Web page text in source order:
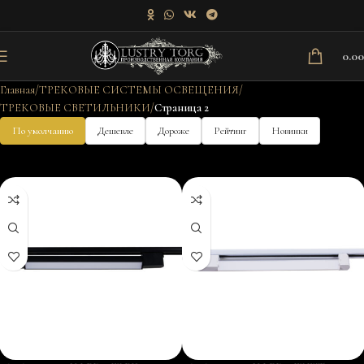
Главная ТРЕКОВЫЕ СИСТЕМЫ ОСВЕЩЕНИЯ
ТРЕКОВЫЕ СВЕТИЛЬНИКИ Страница 2
По умолчанию Дешевле Дороже Рейтинг Новинки